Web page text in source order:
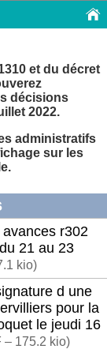
et du décret
décisions
2022.
administratifs
sur les
r302
21 au 23
kio)
d une
pour la
le jeudi 16
– 175.2 kio)